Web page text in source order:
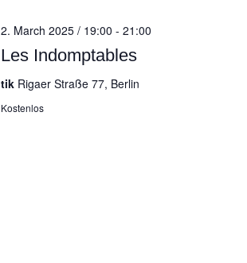
Les Indomptables
2. March 2025 / 19:00 - 21:00
tik Rigaer Straße 77, Berlin
Kostenlos